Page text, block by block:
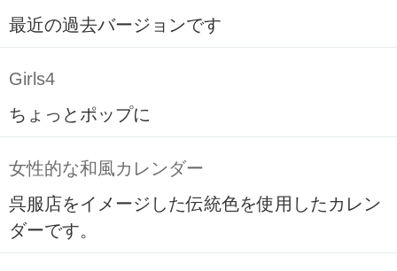
最近の過去バージョンです
Girls4
ちょっとポップに
女性的な和風カレンダー
呉服店をイメージした伝統色を使用したカレン
ダーです。